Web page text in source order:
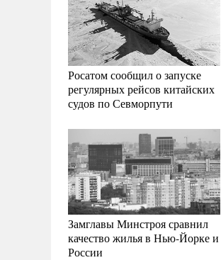
Росатом сообщил о запуске
регулярных рейсов китайских
судов по Севморпути
Замглавы Минстроя сравнил
качество жилья в Нью-Йорке и
России